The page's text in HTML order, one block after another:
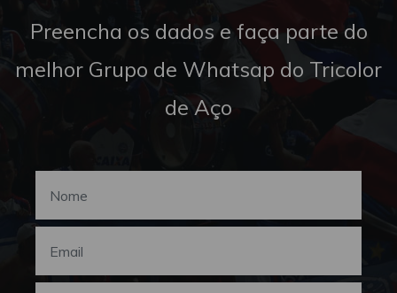
Preencha os dados e faça parte do
melhor Grupo de Whatsap do Tricolor
de Aço